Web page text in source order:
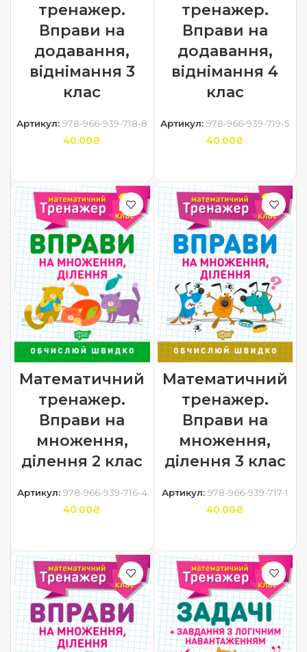
тренажер.
Вправи на
додавання,
віднімання 3
клас
Артикул:978-966-939-718-8
40.00₴
тренажер.
Вправи на
додавання,
віднімання 4
клас
Артикул: 978-966-939-719-5
40.00₴
Математичний
тренажер.
Вправи на
множення,
ділення 2 клас
Артикул: 978-966-939-716-4
40.00₴
Математичний
тренажер.
Вправи на
множення,
ділення 3 клас
Артикул: 978-966-939-717-1
40.00₴